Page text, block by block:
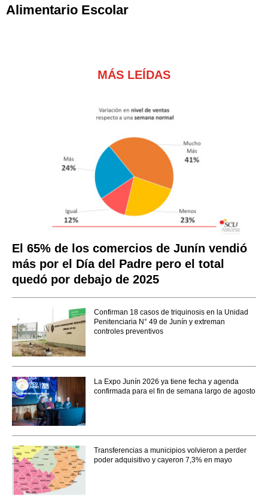
Alimentario Escolar
MÁS LEÍDAS
El 65% de los comercios de Junín vendió
más por el Día del Padre pero el total
quedó por debajo de 2025
Confirman 18 casos de triquinosis en la Unidad
Penitenciaria N° 49 de Junín y extreman
controles preventivos
La Expo Junín 2026 ya tiene fecha y agenda
confirmada para el fin de semana largo de agosto
Transferencias a municipios volvieron a perder
poder adquisitivo y cayeron 7,3% en mayo